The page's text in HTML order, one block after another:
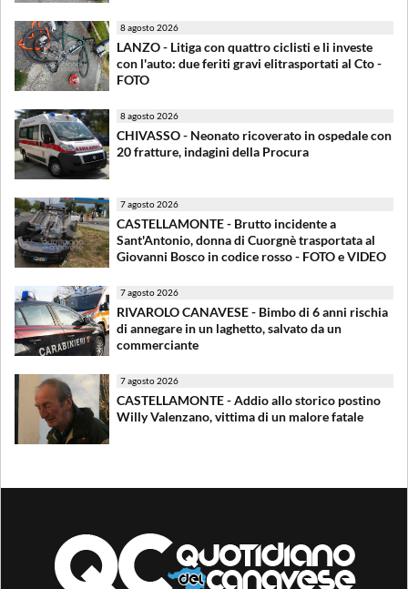
8 agosto 2026
LANZO - Litiga con quattro ciclisti e li investe
con l'auto: due feriti gravi elitrasportati al Cto -
FOTO
8 agosto 2026
CHIVASSO - Neonato ricoverato in ospedale con
20 fratture, indagini della Procura
7 agosto 2026
CASTELLAMONTE - Brutto incidente a
Sant'Antonio, donna di Cuorgnè trasportata al
Giovanni Bosco in codice rosso - FOTO e VIDEO
7 agosto 2026
RIVAROLO CANAVESE - Bimbo di 6 anni rischia
di annegare in un laghetto, salvato da un
commerciante
7 agosto 2026
CASTELLAMONTE - Addio allo storico postino
Willy Valenzano, vittima di un malore fatale